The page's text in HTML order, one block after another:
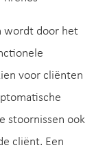
wordt door het
voor cliënten
stoornissen ook
cliënt. Een